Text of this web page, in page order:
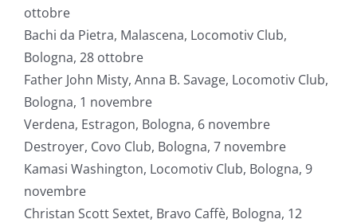
ottobre
Bachi da Pietra, Malascena, Locomotiv Club,
Bologna, 28 ottobre
Father John Misty, Anna B. Savage, Locomotiv Club,
Bologna, 1 novembre
Verdena, Estragon, Bologna, 6 novembre
Destroyer, Covo Club, Bologna, 7 novembre
Kamasi Washington, Locomotiv Club, Bologna, 9
novembre
Christan Scott Sextet, Bravo Caffè, Bologna, 12